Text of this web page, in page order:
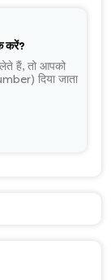
करें?
हैं, तो आपको
दिया जाता